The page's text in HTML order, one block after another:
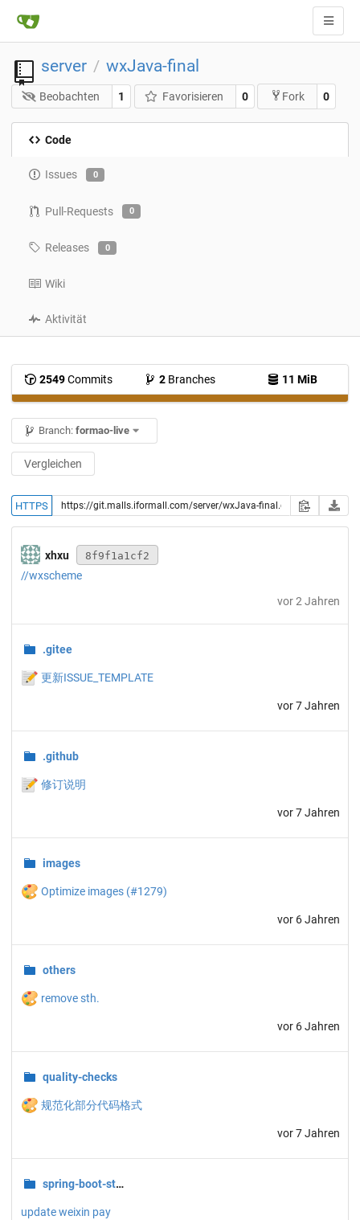
server / wxJava-final
Beobachten 1 Favorisieren 0 Fork 0
Code
Issues 0
Pull-Requests 0
Releases 0
Wiki
Aktivität
2549Commits 2 Branches 11 MiB
Branch: formao-live
Vergleichen
HTTPS
xhxu 8f9f1a1cf2
//wxscheme
vor 2 Jahren
.gitee
📝 更新ISSUE_TEMPLATE
vor 7 Jahren
.github
📝 修订说明
vor 7 Jahren
images
🎨 Optimize images (#1279)
vor 6 Jahren
others
🎨 remove sth.
vor 6 Jahren
quality-checks
🎨 规范化部分代码格式
vor 7 Jahren
spring-boot-starters
update weixin pay